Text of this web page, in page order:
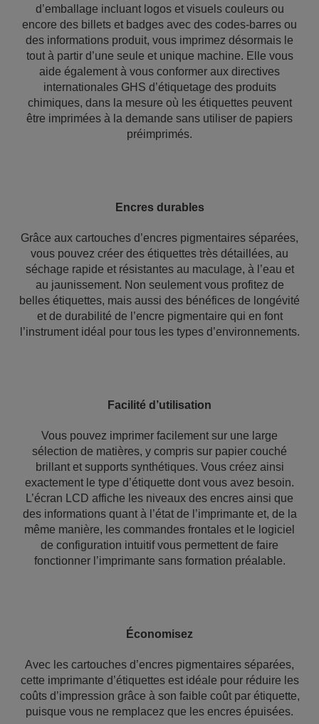
d’emballage incluant logos et visuels couleurs ou
encore des billets et badges avec des codes-barres ou
des informations produit, vous imprimez désormais le
tout à partir d’une seule et unique machine. Elle vous
aide également à vous conformer aux directives
internationales GHS d’étiquetage des produits
chimiques, dans la mesure où les étiquettes peuvent
être imprimées à la demande sans utiliser de papiers
préimprimés.
Encres durables
Grâce aux cartouches d’encres pigmentaires séparées,
vous pouvez créer des étiquettes très détaillées, au
séchage rapide et résistantes au maculage, à l’eau et
au jaunissement. Non seulement vous profitez de
belles étiquettes, mais aussi des bénéfices de longévité
et de durabilité de l’encre pigmentaire qui en font
l’instrument idéal pour tous les types d’environnements.
Facilité d’utilisation
Vous pouvez imprimer facilement sur une large
sélection de matières, y compris sur papier couché
brillant et supports synthétiques. Vous créez ainsi
exactement le type d’étiquette dont vous avez besoin.
L’écran LCD affiche les niveaux des encres ainsi que
des informations quant à l’état de l’imprimante et, de la
même manière, les commandes frontales et le logiciel
de configuration intuitif vous permettent de faire
fonctionner l’imprimante sans formation préalable.
Économisez
Avec les cartouches d’encres pigmentaires séparées,
cette imprimante d’étiquettes est idéale pour réduire les
coûts d’impression grâce à son faible coût par étiquette,
puisque vous ne remplacez que les encres épuisées.